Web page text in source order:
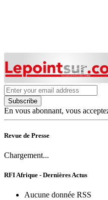
Subscribe
En vous abonnant, vous
Revue de Presse
Chargement...
RFI Afrique - Dernières Actus
Aucune donnée RSS